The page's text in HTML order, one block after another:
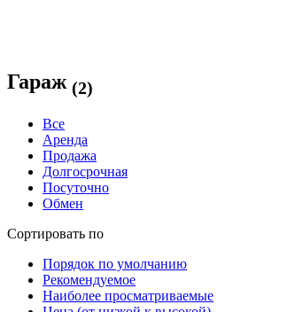
Гараж (2)
Все
Аренда
Продажа
Долгосрочная
Посуточно
Обмен
Сортировать по
Порядок по умолчанию
Рекомендуемое
Наиболее просматриваемые